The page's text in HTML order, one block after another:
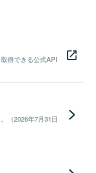
得できる公式API
（2026年7月31日